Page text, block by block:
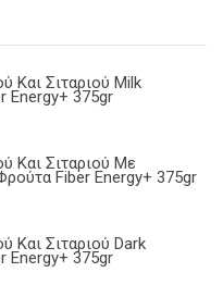
Και Σιταριού Milk
Energy+ 375gr
Και Σιταριού Με
Fiber Energy+ 375gr
Και Σιταριού Dark
Energy+ 375gr